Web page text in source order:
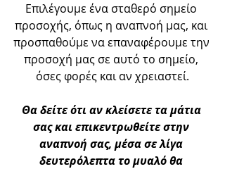
Επιλέγουμε ένα σταθερό σημείο
προσοχής, όπως η αναπνοή μας, και
προσπαθούμε να επαναφέρουμε την
προσοχή μας σε αυτό το σημείο,
όσες φορές και αν χρειαστεί.
Θα δείτε ότι αν κλείσετε τα μάτια
σας και επικεντρωθείτε στην
αναπνοή σας, μέσα σε λίγα
δευτερόλεπτα το μυαλό θα